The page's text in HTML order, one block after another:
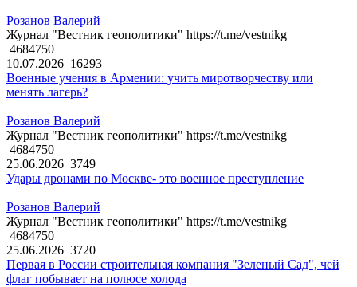
Розанов Валерий
Журнал "Вестник геополитики" https://t.me/vestnikg
4684750
10.07.2026 16293
Военные учения в Армении: учить миротворчеству или
менять лагерь?
Розанов Валерий
Журнал "Вестник геополитики" https://t.me/vestnikg
4684750
25.06.2026 3749
Удары дронами по Москве- это военное преступление
Розанов Валерий
Журнал "Вестник геополитики" https://t.me/vestnikg
4684750
25.06.2026 3720
Первая в России строительная компания "Зеленый Сад", чей
флаг побывает на полюсе холода